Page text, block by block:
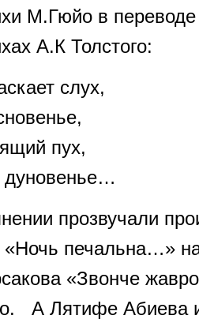
М.Гюйо в
А.К Толстого:
слух,
пух,
дуновенье…
прозвучали
печальна…»
«Звонче
А Лятифе Абиева